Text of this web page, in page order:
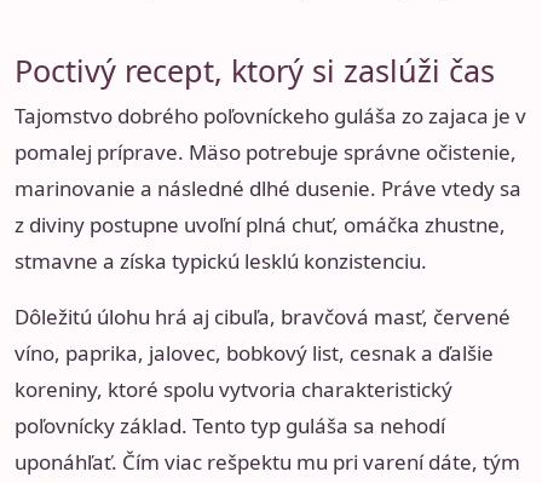
Poctivý recept, ktorý si zaslúži čas
Tajomstvo dobrého poľovníckeho guláša zo zajaca je v
pomalej príprave. Mäso potrebuje správne očistenie,
marinovanie a následné dlhé dusenie. Práve vtedy sa
z diviny postupne uvoľní plná chuť, omáčka zhustne,
stmavne a získa typickú lesklú konzistenciu.
Dôležitú úlohu hrá aj cibuľa, bravčová masť, červené
víno, paprika, jalovec, bobkový list, cesnak a ďalšie
koreniny, ktoré spolu vytvoria charakteristický
poľovnícky základ. Tento typ guláša sa nehodí
uponáhľať. Čím viac rešpektu mu pri varení dáte, tým